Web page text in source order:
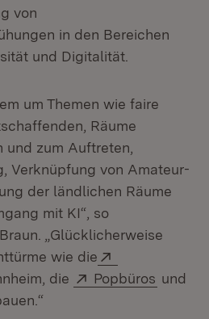
von
in den Bereichen
und Digitalität.
um Themen wie faire
Räume
und zum Auftreten,
Verknüpfung von Amateur-
der ländlichen Räume
mit KI“, so
„Glücklicherweise
wie die
in neuem Fenster)
die Extern:
Popbüros und